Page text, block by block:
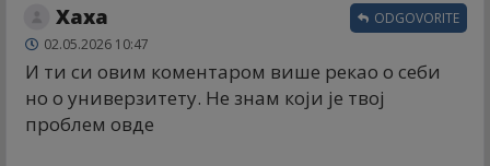
Хаха
02.05.2026 10:47
И ти си овим коментаром више рекао о себи
но о универзитету. Не знам који је твој
проблем овде
ODGOVORITE